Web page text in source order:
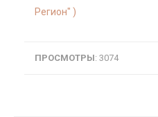
Регион" )
ПРОСМОТРЫ: 3074